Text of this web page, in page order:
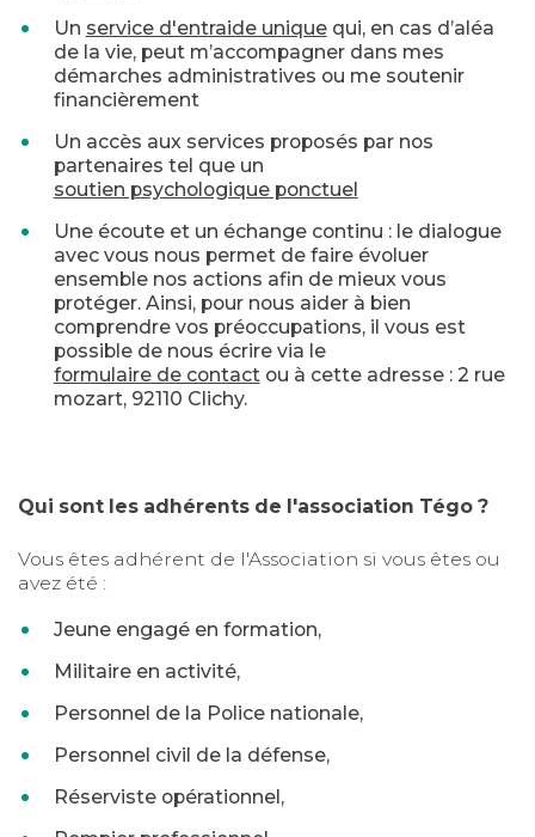
Un service d'entraide uniquequi, en cas d’aléa
de la vie, peut m’accompagner dans mes
démarches administratives ou me soutenir
financièrement
Un accès aux services proposés par nos
partenaires tel que un
soutien psychologique ponctuel
Une écoute et un échange continu : le dialogue
avec vous nous permet de faire évoluer
ensemble nos actions afin de mieux vous
protéger. Ainsi, pour nous aider à bien
comprendre vos préoccupations, il vous est
possible de nous écrire via le
formulaire de contactou à cette adresse : 2 rue
mozart, 92110 Clichy.
Qui sont les adhérents de l'association Tégo ?
Vous êtes adhérent de l'Association si vous êtes ou
avez été :
Jeune engagé en formation,
Militaire en activité,
Personnel de la Police nationale,
Personnel civil de la défense,
Réserviste opérationnel,